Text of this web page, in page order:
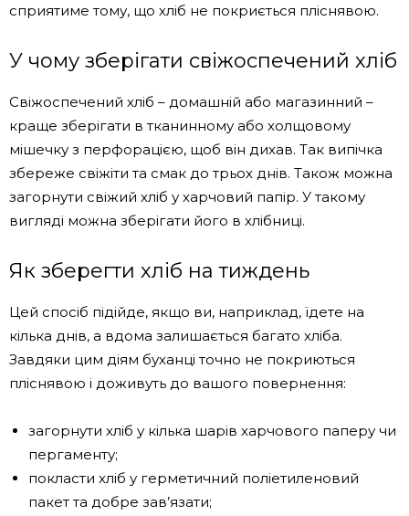
сприятиме тому, що хліб не покриється пліснявою.
У чому зберігати свіжоспечений хліб
Свіжоспечений хліб – домашній або магазинний –
краще зберігати в тканинному або холщовому
мішечку з перфорацією, щоб він дихав. Так випічка
збереже свіжіти та смак до трьох днів. Також можна
загорнути свіжий хліб у харчовий папір. У такому
вигляді можна зберігати його в хлібниці.
Як зберегти хліб на тиждень
Цей спосіб підійде, якщо ви, наприклад, їдете на
кілька днів, а вдома залишається багато хліба.
Завдяки цим діям буханці точно не покриються
пліснявою і доживуть до вашого повернення:
загорнути хліб у кілька шарів харчового паперу чи
пергаменту;
покласти хліб у герметичний поліетиленовий
пакет та добре зав’язати;